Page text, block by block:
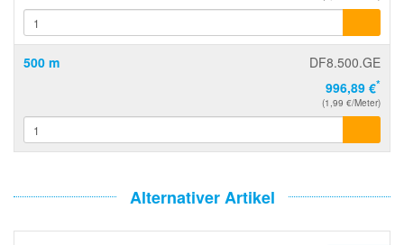
500 m
DF8.500.GE
996,89 €*
(1,99 €/Meter)
Alternativer Artikel